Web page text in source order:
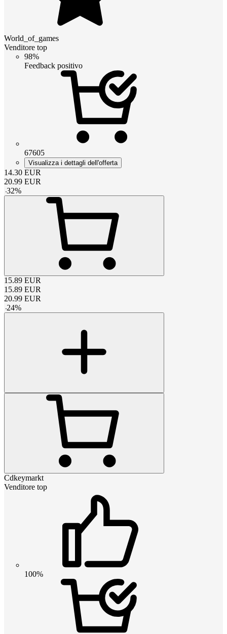
World_of_games
Venditore top
98%
Feedback positivo
67605
Visualizza i dettagli dell'offerta
14.30 EUR
20.99 EUR
-32%
15.89 EUR
15.89 EUR
20.99 EUR
-24%
Cdkeymarkt
Venditore top
100%